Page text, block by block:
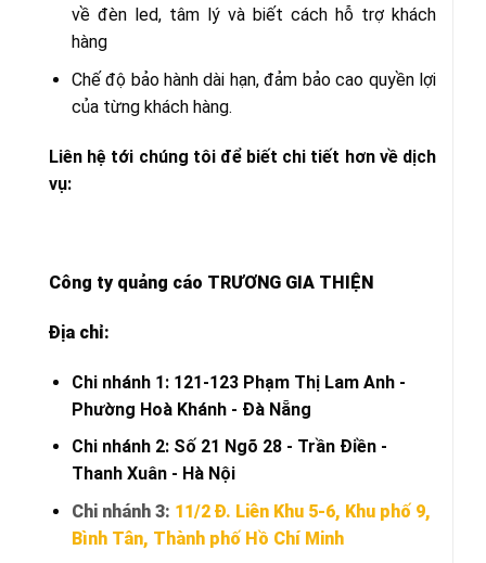
về đèn led, tâm lý và biết cách hỗ trợ khách
hàng
Chế độ bảo hành dài hạn, đảm bảo cao quyền lợi
của từng khách hàng.
Liên hệ tới chúng tôi để biết chi tiết hơn về dịch
vụ:
Công ty quảng cáo TRƯƠNG GIA THIỆN
Địa chỉ:
Chi nhánh 1: 121-123 Phạm Thị Lam Anh -
Phường Hoà Khánh - Đà Nẵng
Chi nhánh 2: Số 21 Ngõ 28 - Trần Điền -
Thanh Xuân - Hà Nội
Chi nhánh 3: 11/2 Đ. Liên Khu 5-6, Khu phố 9,
Bình Tân, Thành phố Hồ Chí Minh